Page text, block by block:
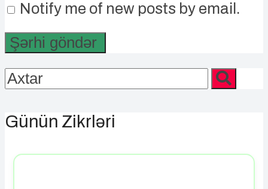
Notify me of new posts by email.
Günün Zikrləri